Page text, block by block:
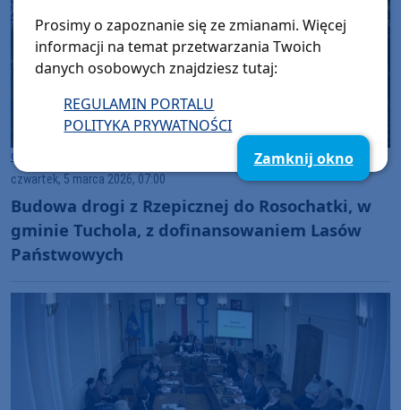
Gmina Tuchola
czwartek, 5 marca 2026, 07:00
Budowa drogi z Rzepicznej do Rosochatki, w
gminie Tuchola, z dofinansowaniem Lasów
Państwowych
Prosimy o zapoznanie się ze zmianami. Więcej
informacji na temat przetwarzania Twoich
danych osobowych znajdziesz tutaj:
REGULAMIN PORTALU
POLITYKA PRYWATNOŚCI
Zamknij okno